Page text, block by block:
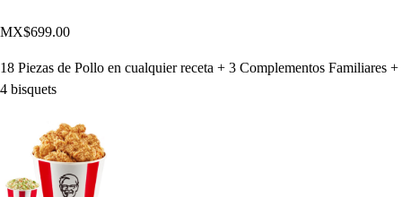
MX$699.00
18 Piezas de Pollo en cualquier receta + 3 Complementos Familiares +
4 bisquets